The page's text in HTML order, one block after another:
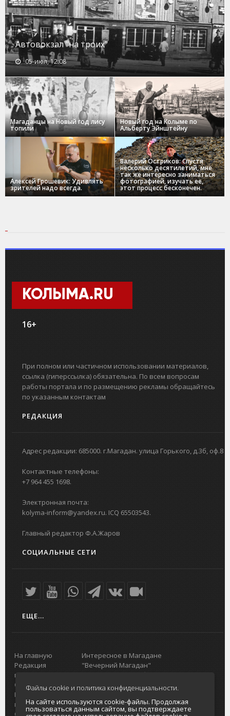
Автовокзал "на троих"
05-июл, 12:08
Магаданцы на Новый год лису
топили
Новый год на Колыме по
Альберту Эйнштейну
Алексей Грошевик: Удивлять
зрителей надо всегда.
Валерий Остриков: Спустя
несколько десятилетий, мне
так же интересно заниматься
фотографией, изучать ее,
этот процесс бесконечен.
КОЛЫМА.RU
16+
При полном или частичном использовании материалов,
ссылка (гиперссылка) обязательна. По всем вопросам
работы портала и по размещению рекламы обращайтесь
по указанным контактам
РЕДАКЦИЯ
Адрес редакции: 685000. г.Магадан. улица Горького, д.3б, оф.8
Контактные телефоны:
+7 964 455 1698.
Электронная почта:
kolyma-inform@yandex.ru. ICQ 65503543.
Главный редактор Ф.А.Жаров
СОЦИАЛЬНЫЕ СЕТИ
ЕЩЕ...
На главную
Редакция
портала
О проекте
Реклама на
портале
Отзывы и
Интересное в Магадане
"Вечерний Магадан"
Городская доска объявлений
Реклама
Главный туристический портал
Колымы
Политика в отношении обработки
Файлы cookie и политика конфиденциальности.
На сайте используются cookie-файлы. Продолжая
пользоваться данным сайтом, вы подтверждаете